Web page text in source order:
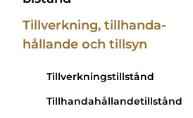
Tillverkning, till­handa­
hållande och tillsyn
Till­verknings­tillstånd
Tillhanda­hållande­tillstånd